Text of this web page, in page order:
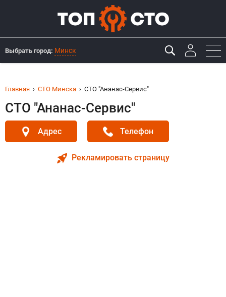
Выбрать город: Минск
Главная СТО Минска СТО "Ананас-Сервис"
СТО "Ананас-Сервис"
Адрес Телефон
Рекламировать страницу